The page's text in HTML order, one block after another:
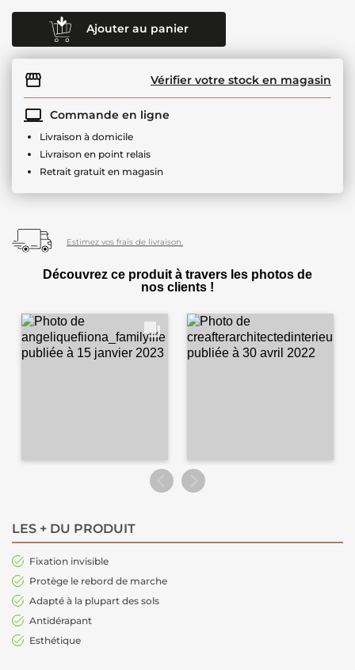
Ajouter au panier
Vérifier votre stock en magasin
Commande en ligne
Livraison à domicile
Livraison en point relais
Retrait gratuit en magasin
Estimez vos frais de livraison.
Découvrez ce produit à travers les photos de
nos clients !
LES + DU PRODUIT
Fixation invisible
Protège le rebord de marche
Adapté à la plupart des sols
Antidérapant
Esthétique